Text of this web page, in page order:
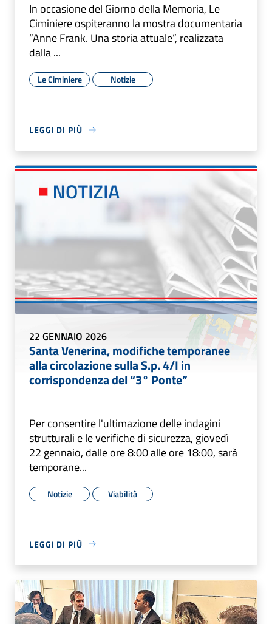
In occasione del Giorno della Memoria, Le
Ciminiere ospiteranno la mostra documentaria
“Anne Frank. Una storia attuale”, realizzata
dalla ...
Le Ciminiere Notizie
LEGGI DI PIÙ
22 GENNAIO 2026
Santa Venerina, modifiche temporanee
alla circolazione sulla S.p. 4/I in
corrispondenza del “3° Ponte”
Per consentire l'ultimazione delle indagini
strutturali e le verifiche di sicurezza, giovedì
22 gennaio, dalle ore 8:00 alle ore 18:00, sarà
temporane...
Notizie Viabilità
LEGGI DI PIÙ